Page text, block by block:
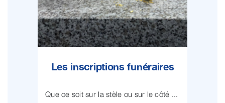
Les inscriptions funéraires
Que ce soit sur la stèle ou sur le côté ...